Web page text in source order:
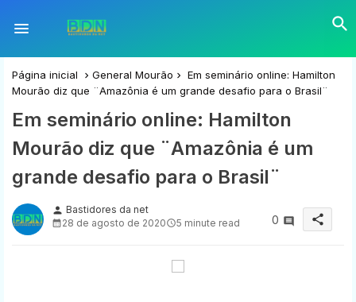
Página inicial General Mourão
Em seminário online: Hamilton
Mourão diz que ¨Amazônia é um grande desafio para o Brasil¨
Em seminário online: Hamilton
Mourão diz que ¨Amazônia é um
grande desafio para o Brasil¨
person Bastidores da net
28 de agosto de 2020
5 minute read 0 share